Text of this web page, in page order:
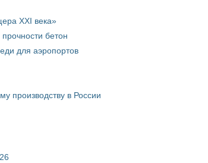
XXI века»
бетон
для аэропортов
производству в России